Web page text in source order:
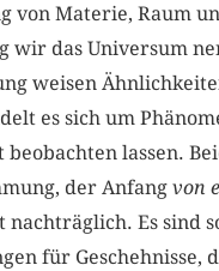
von Materie, Raum
wir das Universum
weisen
es sich um
lassen.
der Anfangvon
nachträglich. Es sind
für Geschehnisse,